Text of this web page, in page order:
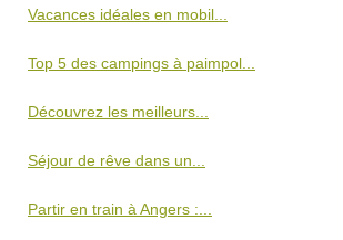
Vacances idéales en mobil...
Top 5 des campings à paimpol...
Découvrez les meilleurs...
Séjour de rêve dans un...
Partir en train à Angers :...